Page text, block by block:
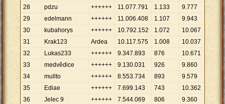
28
pdzu ++++++ 11.077.791 1.133 9.777
29
edelmann ++++++ 11.006.408 1.107 9.943
30
kubahorys ++++++ 10.792.152 1.072 10.067
31
Krak123 Ardea 10.117.575 1.008 10.037
32
Lukas233 ++++++ 9.347.893 876 10.671
33
medvědice ++++++ 9.130.031 926 9.860
34
mullto ++++++ 8.553.734 893 9.579
35
Ediae ++++++ 7.699.143 743 10.362
36
Jelec 9 ++++++ 7.544.069 806 9.360